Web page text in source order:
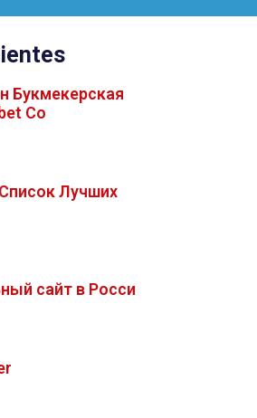
Букмекерская
Co
Лучших
сайт в Росси